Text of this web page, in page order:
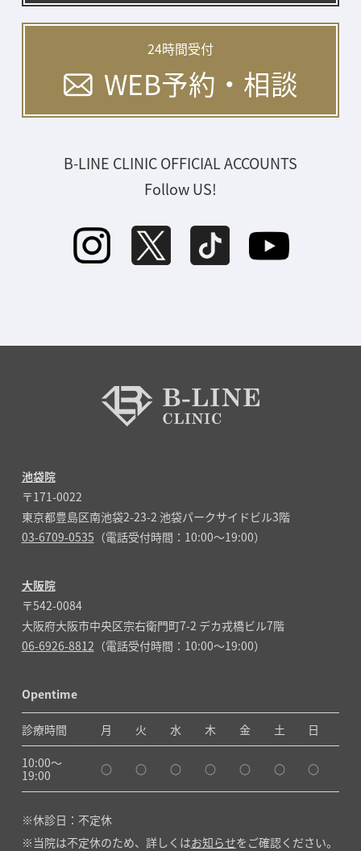
24時間受付
WEB予約・相談
B-LINE CLINIC OFFICIAL ACCOUNTS
Follow US!
池袋院
〒171-0022
東京都豊島区南池袋2-23-2 池袋パークサイドビル3階
03-6709-0535 （電話受付時間：10:00～19:00）
大阪院
〒542-0084
大阪府大阪市中央区宗右衛門町7-2 デカ戎橋ビル7階
06-6926-8812 （電話受付時間：10:00～19:00）
Opentime
診療時間 月 火 水 木 金 土 日
10:00〜
19:00
○ ○ ○ ○ ○ ○ ○
休診日：不定休
当院は不定休のため、詳しくはお知らせをご確認ください。